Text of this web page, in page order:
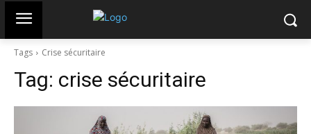
Tags Crise sécuritaire
Tag: crise sécuritaire